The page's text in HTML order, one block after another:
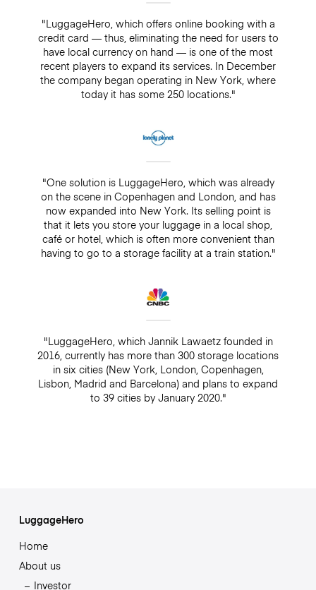
"LuggageHero, which offers online booking with a
credit card — thus, eliminating the need for users to
have local currency on hand — is one of the most
recent players to expand its services. In December
the company began operating in New York, where
today it has some 250 locations."
"One solution is LuggageHero, which was already
on the scene in Copenhagen and London, and has
now expanded into New York. Its selling point is
that it lets you store your luggage in a local shop,
café or hotel, which is often more convenient than
having to go to a storage facility at a train station."
"LuggageHero, which Jannik Lawaetz founded in
2016, currently has more than 300 storage locations
in six cities (New York, London, Copenhagen,
Lisbon, Madrid and Barcelona) and plans to expand
to 39 cities by January 2020."
LuggageHero
Home
About us
Investor